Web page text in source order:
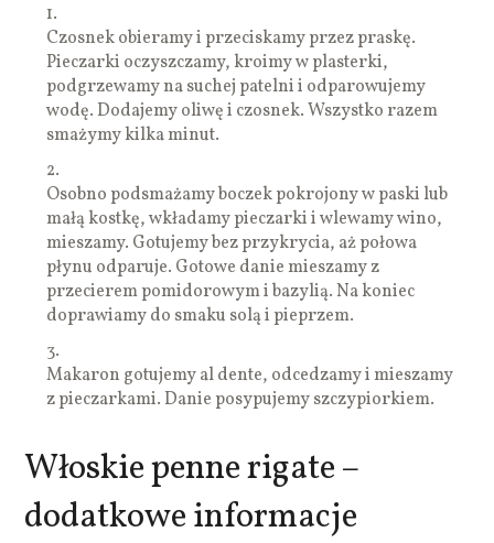
1.
Czosnek obieramy i przeciskamy przez praskę.
Pieczarki oczyszczamy, kroimy w plasterki,
podgrzewamy na suchej patelni i odparowujemy
wodę. Dodajemy oliwę i czosnek. Wszystko razem
smażymy kilka minut.
2.
Osobno podsmażamy boczek pokrojony w paski lub
małą kostkę, wkładamy pieczarki i wlewamy wino,
mieszamy. Gotujemy bez przykrycia, aż połowa
płynu odparuje. Gotowe danie mieszamy z
przecierem pomidorowym i bazylią. Na koniec
doprawiamy do smaku solą i pieprzem.
3.
Makaron gotujemy al dente, odcedzamy i mieszamy
z pieczarkami. Danie posypujemy szczypiorkiem.
Włoskie penne rigate –
dodatkowe informacje